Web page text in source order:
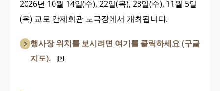
2026년 10월 14일(수), 22일(목), 28일(수), 11월 5일
(목) 교토 칸제회관 노극장에서 개최됩니다.
행사장 위치를 보시려면 여기를 클릭하세요 (구글
지도).